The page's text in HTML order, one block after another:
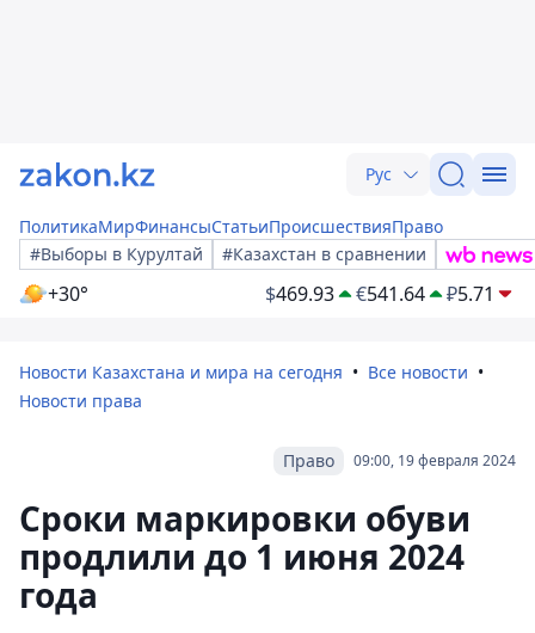
Рус
ПолитикаМирФинансыСтатьиПроисшествияПраво
#Выборы в Курултай
#Казахстан в сравнении
+30° $469.93 €541.64 ₽5.71
Новости Казахстана и мира на сегодня
Все новости
Новости права
09:00, 19 февраля 2024
Право
Сроки маркировки обуви
продлили до 1 июня 2024
года